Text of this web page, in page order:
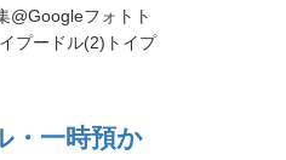
@Googleフォトト
プードル(2)トイプ
・一時預か